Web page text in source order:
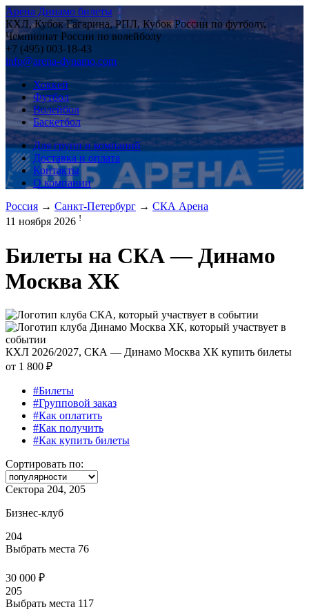
Арена Динамо билеты
КХЛ, Кубок Гагарина, РПЛ, Кубок России по футболу,
Чемпионат России по волейболу
+7 (495) 003-18-43
info@arena-dynamo.com
Хоккей
Футбол
Волейбол
Баскетбол
Для групп и компаний
Доставка и оплата
Контакты
О компании
Россия → Санкт-Петербург → СКА Арена
11 ноября 2026 !
Билеты на СКА — Динамо
Москва ХК
КХЛ 2026/2027, СКА — Динамо Москва ХК купить билеты
от 1 800 ₽
#Билеты
#Групповой заказ
#Как оплатить
#Как получить
#Как купить билеты
Сортировать по:
Сектора 204, 205
Бизнес-клуб
204
Выбрать места 76
30 000 ₽
205
Выбрать места 117